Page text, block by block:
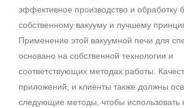
эффективное производство и обработку
собственному вакууму и лучшему
Применение этой вакуумной печи для
основано на собственной технологии и
соответствующих методах работы.
приложений, и клиенты также должны
следующие методы, чтобы использовать